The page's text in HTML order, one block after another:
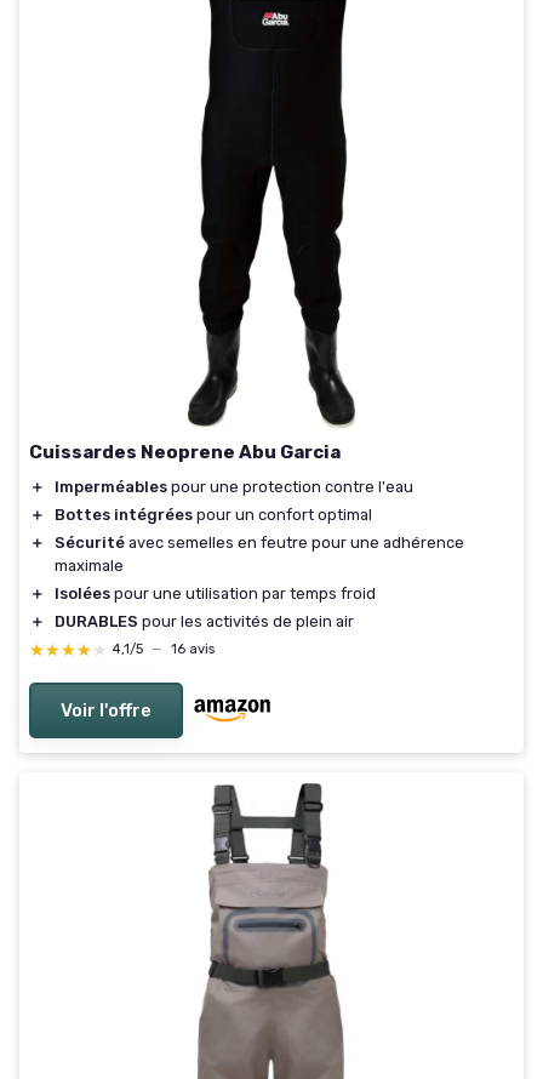
Cuissardes Neoprene Abu Garcia
＋ Imperméables pour une protection contre l'eau
＋
Bottes intégrées pour un confort optimal
＋
Sécurité avec semelles en feutre pour une adhérence
maximale
＋
Isolées pour une utilisation par temps froid
＋
DURABLES pour les activités de plein air
★★★★★
★★★★★ 4,1/5 — 16 avis
Voir l'offre